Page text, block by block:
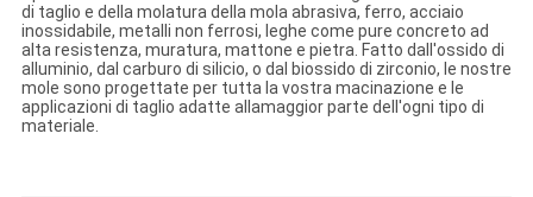
di taglio e della molatura della mola abrasiva, ferro, acciaio
inossidabile, metalli non ferrosi, leghe come pure concreto ad
alta resistenza, muratura, mattone e pietra. Fatto dall'ossido di
alluminio, dal carburo di silicio, o dal biossido di zirconio, le nostre
mole sono progettate per tutta la vostra macinazione e le
applicazioni di taglio adatte allamaggior parte dell'ogni tipo di
materiale.